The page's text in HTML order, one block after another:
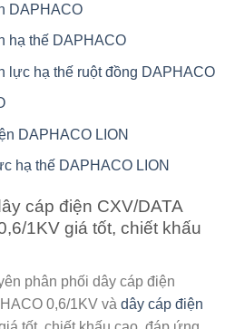
DAPHACO
hạ thế DAPHACO
lực hạ thế ruột đồng DAPHACO
DAPHACO LION
hạ thế DAPHACO LION
cáp điện CXV/DATA
1KV giá tốt, chiết khấu
phân phối dây cáp điện
0,6/1KV và dây cáp điện